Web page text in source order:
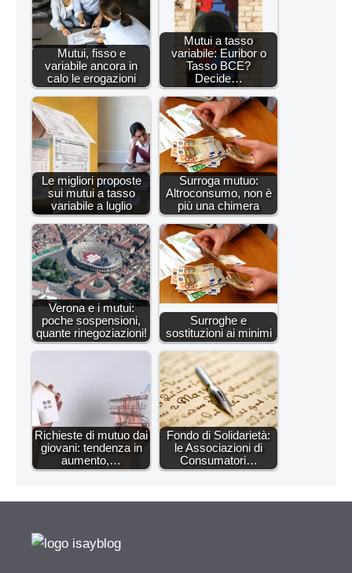
Mutui, fisso e
variabile ancora in
calo le erogazioni
Mutui a tasso
variabile: Euribor o
Tasso BCE?
Decide…
Le migliori proposte
sui mutui a tasso
variabile a luglio
Surroga mutuo:
Altroconsumo, non è
più una chimera
Verona e i mutui:
poche sospensioni,
quante rinegoziazioni!
Surroghe e
sostituzioni ai minimi
Richieste di mutuo dai
giovani: tendenza in
aumento,…
Fondo di Solidarietà:
le Associazioni di
Consumatori…